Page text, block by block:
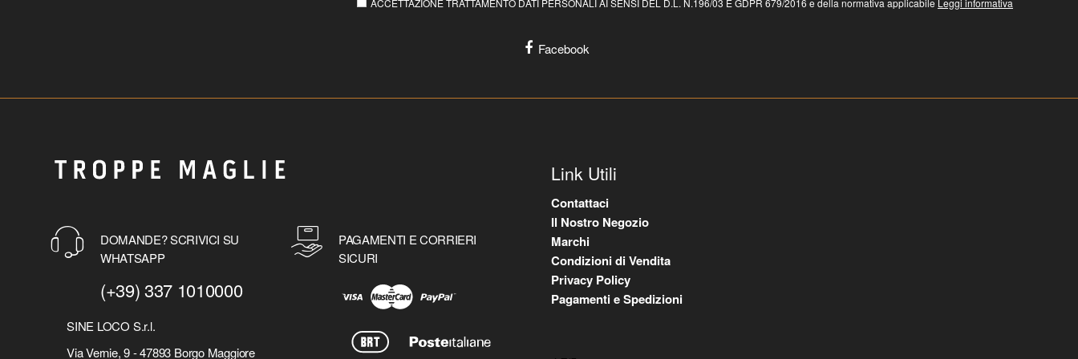
ACCETTAZIONE TRATTAMENTO DATI PERSONALI AI SENSI DEL D.L. N.196/03 E GDPR 679/2016 e della normativa applicabile Leggi informativa
Facebook
DOMANDE? SCRIVICI SU
WHATSAPP
(+39) 337 1010000
SINE LOCO S.r.l.
Via Vernie, 9 - 47893 Borgo Maggiore
PAGAMENTI E CORRIERI
SICURI
Link Utili
Contattaci
Il Nostro Negozio
Marchi
Condizioni di Vendita
Privacy Policy
Pagamenti e Spedizioni